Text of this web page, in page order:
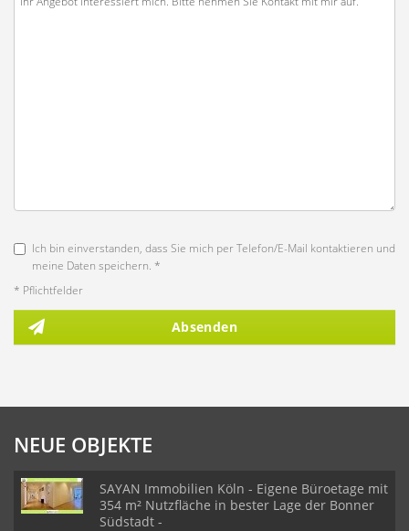
Ich bin einverstanden, dass Sie mich per Telefon/E-Mail kontaktieren und
meine Daten speichern. *
* Pflichtfelder
Absenden
NEUE OBJEKTE
SAYAN Immobilien Köln - Eigene Büroetage mit
354 m² Nutzfläche in bester Lage der Bonner
Südstadt -